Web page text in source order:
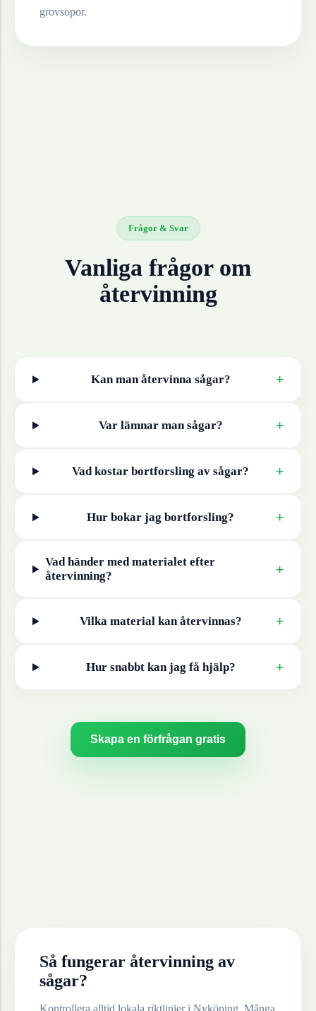
grovsopor.
Frågor & Svar
Vanliga frågor om
återvinning
Kan man återvinna sågar? +
Var lämnar man sågar? +
Vad kostar bortforsling av sågar? +
Hur bokar jag bortforsling? +
Vad händer med materialet efter
återvinning?
+
Vilka material kan återvinnas? +
Hur snabbt kan jag få hjälp? +
Skapa en förfrågan gratis
Så fungerar återvinning av
sågar?